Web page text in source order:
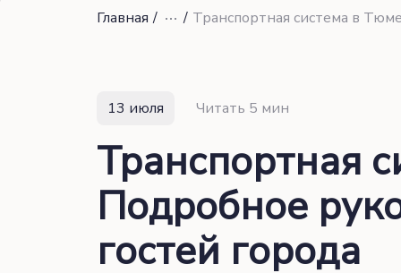
Главная / / Транспортная система в
13 июля Читать 5 мин
Транспортная
Подробное
гостей города